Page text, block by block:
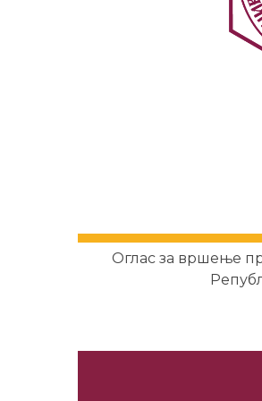
Оглас за вршење